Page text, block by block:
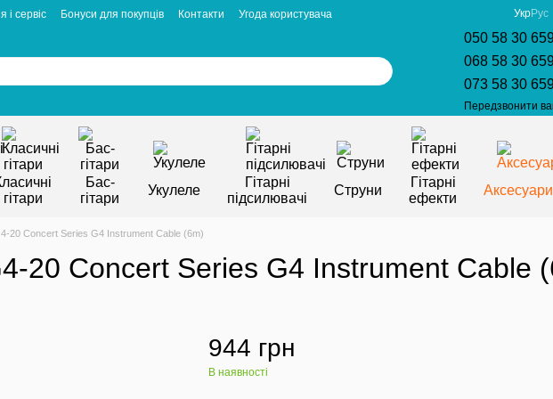
і сервіс Бонуси для покупців Контакти
Угода користувача
УкрРус
050 58 30 659
068 58 30 659
073 58 30
Передзвонити
гітари
Бас-
гітари
Укулеле
Гітарні
підсилювачі
Струни
Гітарні
ефекти
Аксесуари
20 Concert Series G4 Instrument Cable (6m)
20 Concert Series G4 Instrument Cable
944 грн
В наявності